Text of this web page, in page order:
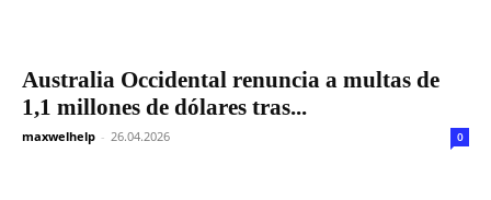
Australia Occidental renuncia a multas de
1,1 millones de dólares tras...
maxwelhelp - 26.04.2026 0